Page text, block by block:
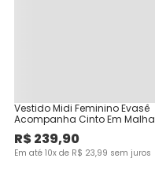
Vestido Midi Feminino Evasê
Acompanha Cinto Em Malha
Viscose Stretch
R$239,90
Em até 10x de R$ 23,99 sem juros